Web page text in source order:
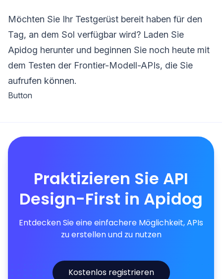
Möchten Sie Ihr Testgerüst bereit haben für den
Tag, an dem Sol verfügbar wird? Laden Sie
Apidog herunter und beginnen Sie noch heute mit
dem Testen der Frontier-Modell-APIs, die Sie
aufrufen können.
Button
Praktizieren Sie API
Design-First in Apidog
Entdecken Sie eine einfachere Möglichkeit, APIs
zu erstellen und zu nutzen
Kostenlos registrieren